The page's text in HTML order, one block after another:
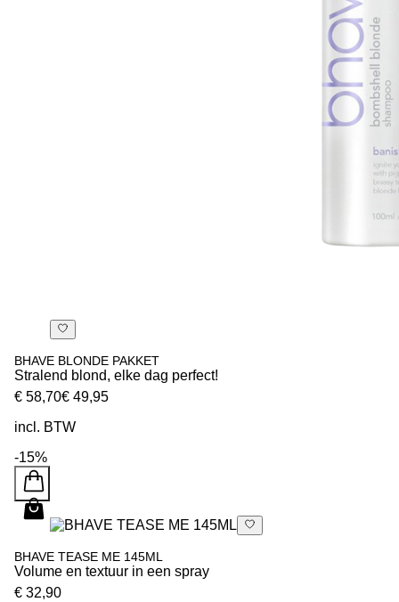
BHAVE BLONDE PAKKET
Stralend blond, elke dag perfect!
€ 58,70€ 49,95
incl. BTW
-15%
BHAVE TEASE ME 145ML
Volume en textuur in een spray
€ 32,90